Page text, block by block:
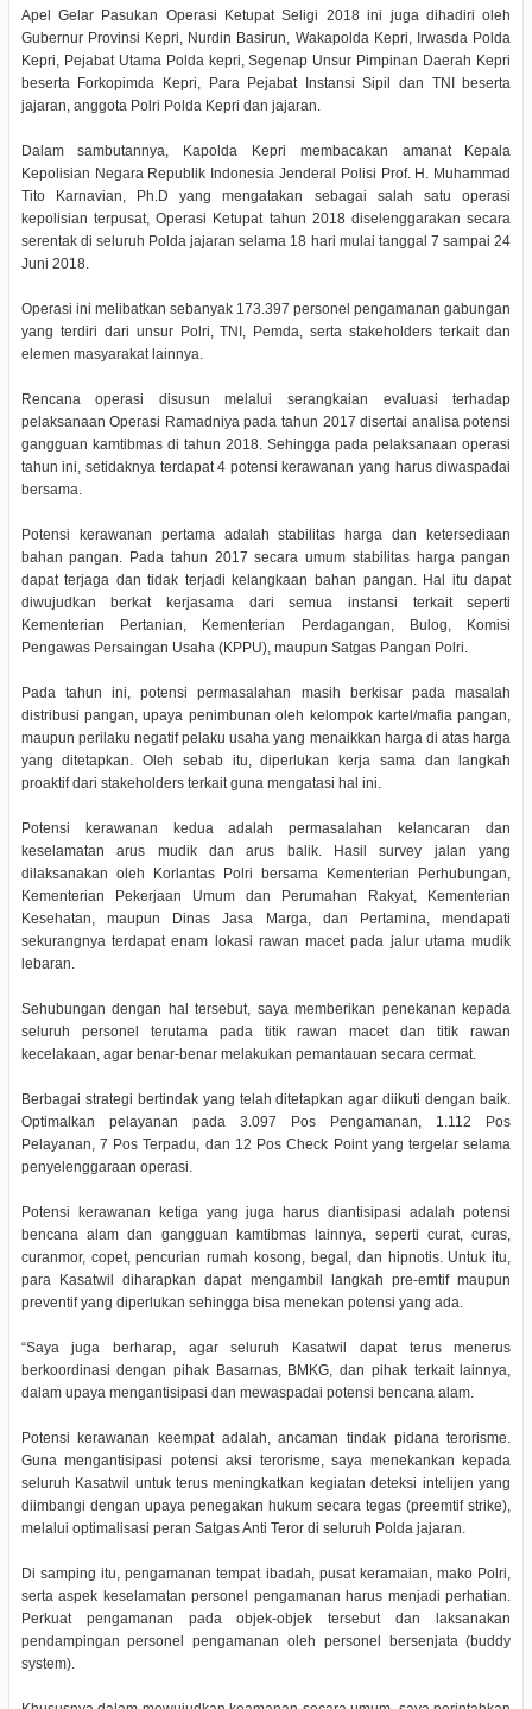
Apel Gelar Pasukan Operasi Ketupat Seligi 2018 ini juga dihadiri oleh
Gubernur Provinsi Kepri, Nurdin Basirun, Wakapolda Kepri, Irwasda Polda
Kepri, Pejabat Utama Polda kepri, Segenap Unsur Pimpinan Daerah Kepri
beserta Forkopimda Kepri, Para Pejabat Instansi Sipil dan TNI beserta
jajaran, anggota Polri Polda Kepri dan jajaran.
Dalam sambutannya, Kapolda Kepri membacakan amanat Kepala
Kepolisian Negara Republik Indonesia Jenderal Polisi Prof. H. Muhammad
Tito Karnavian, Ph.D yang mengatakan sebagai salah satu operasi
kepolisian terpusat, Operasi Ketupat tahun 2018 diselenggarakan secara
serentak di seluruh Polda jajaran selama 18 hari mulai tanggal 7 sampai 24
Juni 2018.
Operasi ini melibatkan sebanyak 173.397 personel pengamanan gabungan
yang terdiri dari unsur Polri, TNI, Pemda, serta stakeholders terkait dan
elemen masyarakat lainnya.
Rencana operasi disusun melalui serangkaian evaluasi terhadap
pelaksanaan Operasi Ramadniya pada tahun 2017 disertai analisa potensi
gangguan kamtibmas di tahun 2018. Sehingga pada pelaksanaan operasi
tahun ini, setidaknya terdapat 4 potensi kerawanan yang harus diwaspadai
bersama.
Potensi kerawanan pertama adalah stabilitas harga dan ketersediaan
bahan pangan. Pada tahun 2017 secara umum stabilitas harga pangan
dapat terjaga dan tidak terjadi kelangkaan bahan pangan. Hal itu dapat
diwujudkan berkat kerjasama dari semua instansi terkait seperti
Kementerian Pertanian, Kementerian Perdagangan, Bulog, Komisi
Pengawas Persaingan Usaha (KPPU), maupun Satgas Pangan Polri.
Pada tahun ini, potensi permasalahan masih berkisar pada masalah
distribusi pangan, upaya penimbunan oleh kelompok kartel/mafia pangan,
maupun perilaku negatif pelaku usaha yang menaikkan harga di atas harga
yang ditetapkan. Oleh sebab itu, diperlukan kerja sama dan langkah
proaktif dari stakeholders terkait guna mengatasi hal ini.
Potensi kerawanan kedua adalah permasalahan kelancaran dan
keselamatan arus mudik dan arus balik. Hasil survey jalan yang
dilaksanakan oleh Korlantas Polri bersama Kementerian Perhubungan,
Kementerian Pekerjaan Umum dan Perumahan Rakyat, Kementerian
Kesehatan, maupun Dinas Jasa Marga, dan Pertamina, mendapati
sekurangnya terdapat enam lokasi rawan macet pada jalur utama mudik
lebaran.
Sehubungan dengan hal tersebut, saya memberikan penekanan kepada
seluruh personel terutama pada titik rawan macet dan titik rawan
kecelakaan, agar benar-benar melakukan pemantauan secara cermat.
Berbagai strategi bertindak yang telah ditetapkan agar diikuti dengan baik.
Optimalkan pelayanan pada 3.097 Pos Pengamanan, 1.112 Pos
Pelayanan, 7 Pos Terpadu, dan 12 Pos Check Point yang tergelar selama
penyelenggaraan operasi.
Potensi kerawanan ketiga yang juga harus diantisipasi adalah potensi
bencana alam dan gangguan kamtibmas lainnya, seperti curat, curas,
curanmor, copet, pencurian rumah kosong, begal, dan hipnotis. Untuk itu,
para Kasatwil diharapkan dapat mengambil langkah pre-emtif maupun
preventif yang diperlukan sehingga bisa menekan potensi yang ada.
“Saya juga berharap, agar seluruh Kasatwil dapat terus menerus
berkoordinasi dengan pihak Basarnas, BMKG, dan pihak terkait lainnya,
dalam upaya mengantisipasi dan mewaspadai potensi bencana alam.
Potensi kerawanan keempat adalah, ancaman tindak pidana terorisme.
Guna mengantisipasi potensi aksi terorisme, saya menekankan kepada
seluruh Kasatwil untuk terus meningkatkan kegiatan deteksi intelijen yang
diimbangi dengan upaya penegakan hukum secara tegas (preemtif strike),
melalui optimalisasi peran Satgas Anti Teror di seluruh Polda jajaran.
Di samping itu, pengamanan tempat ibadah, pusat keramaian, mako Polri,
serta aspek keselamatan personel pengamanan harus menjadi perhatian.
Perkuat pengamanan pada objek-objek tersebut dan laksanakan
pendampingan personel pengamanan oleh personel bersenjata (buddy
system).